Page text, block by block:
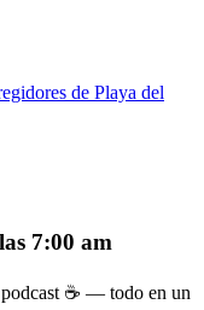
de Playa del
7:00 am
☕ — todo en un